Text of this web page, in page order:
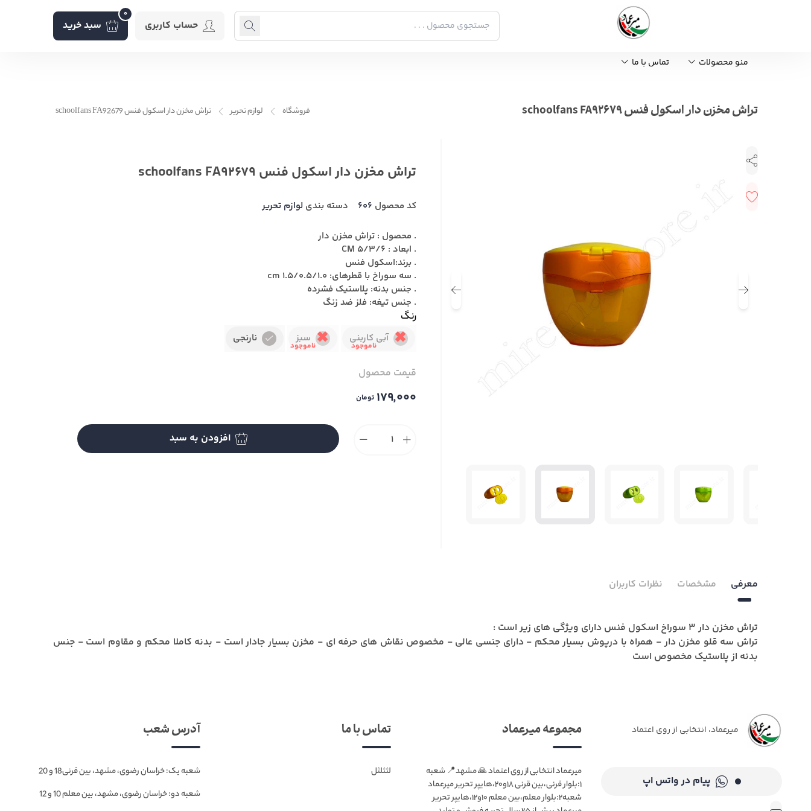
حساب کاربری سبد خرید
0
منو محصولات تماس با ما
تراش مخزن دار اسکول فنس schoolfans FA92679 فروشگاه لوازم تحریر تراش مخزن دار اسکول فنس schoolfans FA92679
تراش مخزن دار اسکول فنس schoolfans FA92679
کد محصول 606 دسته بندی لوازم تحریر
. محصول : تراش مخزن دار
. ابعاد : 5/3/6 CM
. برند:اسکول فنس
. سه سوراخ با قطرهای: 1.5/0.5/1.0 cm
. جنس بدنه: پلاستیک فشرده
. جنس تیغه: فلز ضد زنگ
رنگ
آبی کاربنی سبز نارنجی
قیمت محصول
۱۷۹٬۰۰۰ تومان
افزودن به سبد
معرفی مشخصات نظرات کاربران
تراش مخزن دار 3 سوراخ اسکول فنس دارای ویژگی های زیر است :
تراش سه قلو مخزن دار - همراه با درپوش بسیار محکم - دارای جنسی عالی - مخصوص نقاش های حرفه ای - مخزن بسیار جادار است - بدنه کاملا محکم و مقاوم است - جنس
بدنه از پلاستیک مخصوص است
میرعماد، انتخابی از روی اعتماد
پیام در واتس اپ
مجموعه میرعماد
میرعماد انتخابی از روی اعتماد 🙏 مشهد📍 شعبه
۱:بلوار قرنی،بین قرنی ۱۸و۲۰،هایپر تحریر میرعماد
شعبه۲:بلوار معلم،بین معلم ۱۰و۱۲،هایپر تحریر
تماس با ما
لثثلثل
آدرس شعب
شعبه یک: خراسان رضوی، مشهد، بین قرنی18 و 20
شعبه دو: خراسان رضوی، مشهد، بین معلم 10 و 12